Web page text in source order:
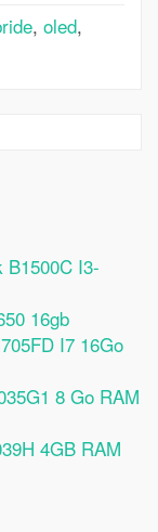
, oled,
I3-
16gb
I7 16Go
8 Go RAM
4GB RAM